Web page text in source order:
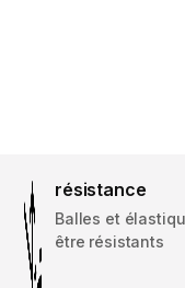
résistance
Balles et
être résistants